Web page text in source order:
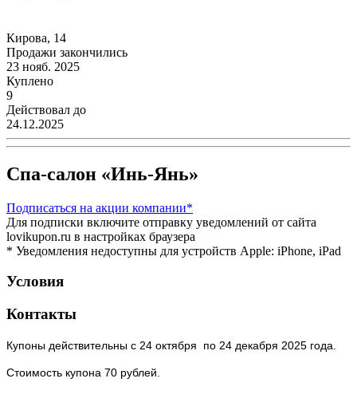
Кирова, 14
Продажи закончились
23 нояб. 2025
Куплено
9
Действовал до
24.12.2025
Спа-салон «Инь-Янь»
Подписаться на акции компании*
Для подписки включите отправку уведомлений от сайта
lovikupon.ru в настройках браузера
* Уведомления недоступны для устройств Apple: iPhone, iPad
Условия
Контакты
Купоны действительны с 24 октября по 24 декабря 2025 года.
Стоимость купона 70 рублей.